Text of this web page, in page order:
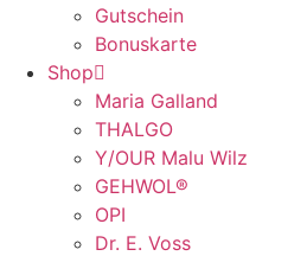
Gutschein
Bonuskarte
Shop
Maria Galland
THALGO
Y/OUR Malu Wilz
GEHWOL®
OPI
Dr. E. Voss